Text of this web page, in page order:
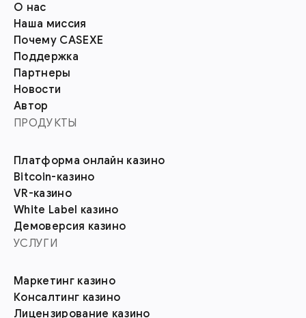
О нас
Наша миссия
Почему CASEXE
Поддержка
Партнеры
Новости
Автор
ПРОДУКТЫ
Платформа онлайн казино
Bitcoin-казино
VR-казино
White Label казино
Демоверсия казино
УСЛУГИ
Маркетинг казино
Консалтинг казино
Лицензирование казино